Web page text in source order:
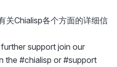
关Chialisp各个方面的详细信
support join our
the #chialisp or #support